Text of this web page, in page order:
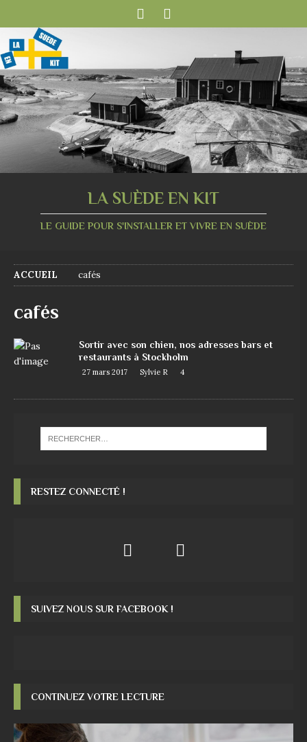
LA SUÈDE EN KIT
LE GUIDE POUR S'INSTALLER ET VIVRE EN SUÈDE
ACCUEIL cafés
cafés
Sortir avec son chien, nos adresses bars et
restaurants à Stockholm
27 mars 2017 Sylvie R 4
RESTEZ CONNECTÉ !
SUIVEZ NOUS SUR FACEBOOK !
CONTINUEZ VOTRE LECTURE